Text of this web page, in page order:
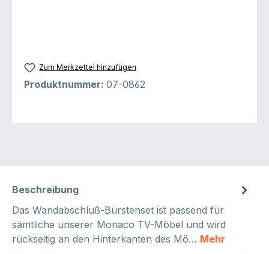
Zum Merkzettel hinzufügen
Produktnummer: 07-0862
Beschreibung
Das Wandabschluß-Bürstenset ist passend für
sämtliche unserer Monaco TV-Möbel und wird
rückseitig an den Hinterkanten des Mö… Mehr